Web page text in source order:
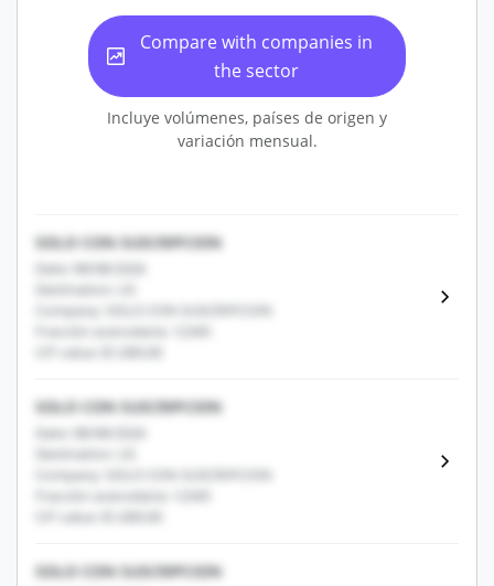
Compare with companies in
the sector
Incluye volúmenes, países de origen y
variación mensual.
SOLO CON SUSCRIPCION
Date: 08/08/2026
Destination: US
Company: SOLO CON SUSCRIPCION
Fracción arancelaria: 12345
CIF value: $1,000.00
SOLO CON SUSCRIPCION
Date: 08/08/2026
Destination: US
Company: SOLO CON SUSCRIPCION
Fracción arancelaria: 12345
CIF value: $1,000.00
SOLO CON SUSCRIPCION